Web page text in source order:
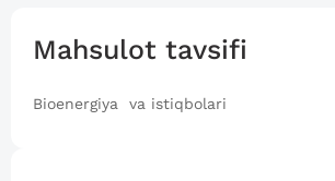
Mahsulot tavsifi
Bioenergiya va istiqbolari